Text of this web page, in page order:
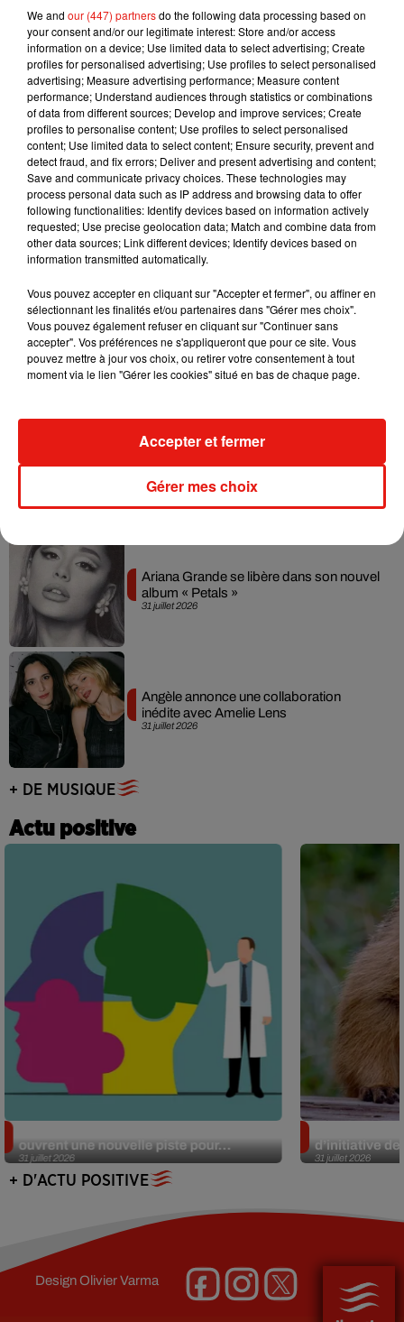
Musique
5 août 2026
Benny Blanco invite Selena Gomez et
Becky G sur son nouveau single
4 août 2026
Tiny Desk invite Charlie Puth pour une
live session solaire
4 août 2026
Ariana Grande prendra une pause après
sa tournée mondiale
31 juillet 2026
31 juillet 2026
Ariana Grande se libère dans son nouvel
album « Petals »
31 juillet 2026
Angèle annonce une collaboration
inédite avec Amelie Lens
+ DE MUSIQUE
Actu positive
31 juillet 2026
ouvrent une nouvelle piste pour...
31 juillet 2026
d’initiative
+ D'ACTU POSITIVE
DesignOlivier Varma
We and our (447) partnersdo the following data processing based on
your consent and/or our legitimate interest: Store and/or access
information on a device; Use limited data to select advertising; Create
profiles for personalised advertising; Use profiles to select personalised
advertising; Measure advertising performance; Measure content
performance; Understand audiences through statistics or combinations
of data from different sources; Develop and improve services; Create
profiles to personalise content; Use profiles to select personalised
content; Use limited data to select content; Ensure security, prevent and
detect fraud, and fix errors; Deliver and present advertising and content;
Save and communicate privacy choices. These technologies may
process personal data such as IP address and browsing data to offer
following functionalities: Identify devices based on information actively
requested; Use precise geolocation data; Match and combine data from
other data sources; Link different devices; Identify devices based on
information transmitted automatically.
Vous pouvez accepter en cliquant sur "Accepter et fermer", ou affiner en
sélectionnant les finalités et/ou partenaires dans "Gérer mes choix".
Vous pouvez également refuser en cliquant sur "Continuer sans
accepter". Vos préférences ne s'appliqueront que pour ce site. Vous
pouvez mettre à jour vos choix, ou retirer votre consentement à tout
moment via le lien "Gérer les cookies" situé en bas de chaque page.
Gérer mes choix
Accepter et fermer